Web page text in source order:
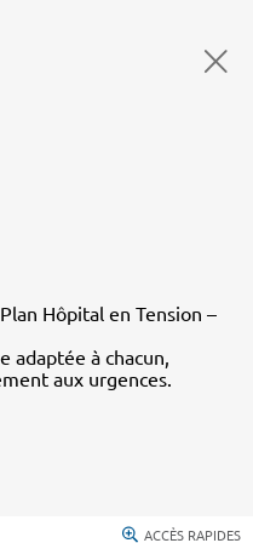
Hôpital en Tension –
adaptée à chacun,
aux urgences.
ACCÈS RAPIDES